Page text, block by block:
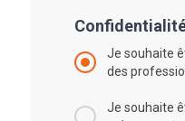
Je souhaite
des
Je souhaite